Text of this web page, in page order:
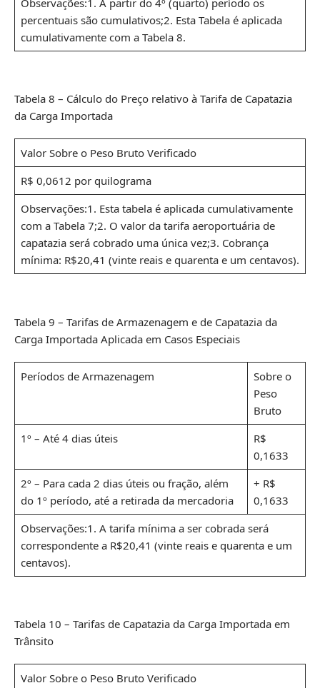
Observações:1. A partir do 4º (quarto) período os
percentuais são cumulativos;2. Esta Tabela é aplicada
cumulativamente com a Tabela 8.
Tabela 8 – Cálculo do Preço relativo à Tarifa de Capatazia
da Carga Importada
Valor Sobre o Peso Bruto Verificado
R$ 0,0612 por quilograma
Observações:1. Esta tabela é aplicada cumulativamente
com a Tabela 7;2. O valor da tarifa aeroportuária de
capatazia será cobrado uma única vez;3. Cobrança
mínima: R$20,41 (vinte reais e quarenta e um centavos).
Tabela 9 – Tarifas de Armazenagem e de Capatazia da
Carga Importada Aplicada em Casos Especiais
Períodos de Armazenagem
Sobre o
Peso
Bruto
1º – Até 4 dias úteis
R$
0,1633
2º – Para cada 2 dias úteis ou fração, além
do 1º período, até a retirada da mercadoria
+ R$
0,1633
Observações:1. A tarifa mínima a ser cobrada será
correspondente a R$20,41 (vinte reais e quarenta e um
centavos).
Tabela 10 – Tarifas de Capatazia da Carga Importada em
Trânsito
Valor Sobre o Peso Bruto Verificado